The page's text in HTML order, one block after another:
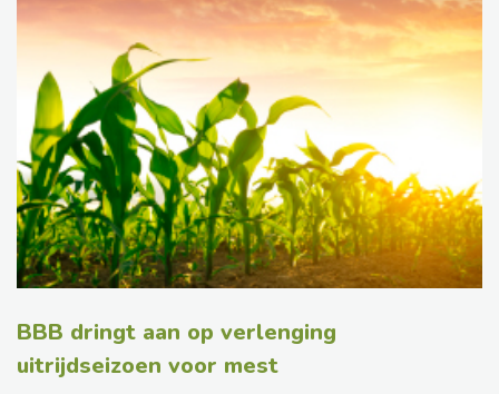
BBB dringt aan op verlenging
uitrijdseizoen voor mest